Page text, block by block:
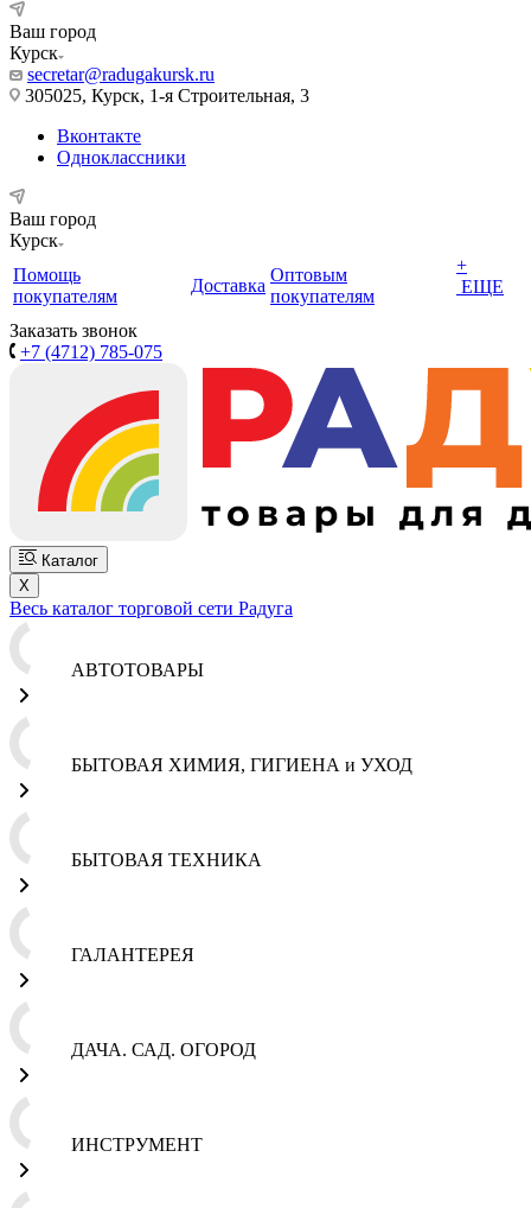
Ваш город
Курск
secretar@radugakursk.ru
305025, Курск, 1-я Строительная, 3
Вконтакте
Одноклассники
Ваш город
Курск
Помощь
покупателям
Доставка
Оптовым
покупателям
+
ЕЩЕ
Заказать звонок
+7 (4712) 785-075
Каталог
X
Весь каталог торговой сети Радуга
АВТОТОВАРЫ
БЫТОВАЯ ХИМИЯ, ГИГИЕНА и УХОД
БЫТОВАЯ ТЕХНИКА
ГАЛАНТЕРЕЯ
ДАЧА. САД. ОГОРОД
ИНСТРУМЕНТ